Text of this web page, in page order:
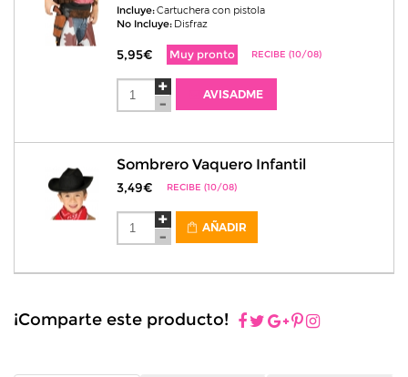
Incluye:Cartuchera con pistola
No Incluye: Disfraz
5,95€ Muy pronto RECIBE (10/08)
AVISADME
Sombrero Vaquero Infantil
3,49€ RECIBE (10/08)
AÑADIR
¡Comparte este producto!